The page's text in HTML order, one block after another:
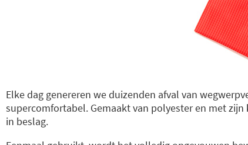
Elke dag genereren we duizenden afval van
supercomfortabel. Gemaakt van polyester en met zijn
in beslag.